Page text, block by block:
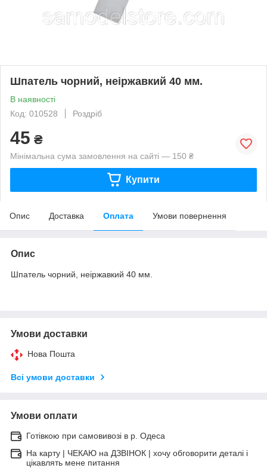
Шпатель чорний, неіржавкий 40 мм.
В наявності
Код: 010528
Роздріб
45 ₴
Мінімальна сума замовлення на сайті — 150 ₴
Купити
Опис Доставка Оплата Умови повернення
Опис
Шпатель чорний, неіржавкий 40 мм.
Умови доставки
Нова Пошта
Всі умови доставки
Умови оплати
Готівкою при самовивозі в р. Одеса
На карту | ЧЕКАЮ на ДЗВІНОК | хочу обговорити деталі і
цікавлять мене питання